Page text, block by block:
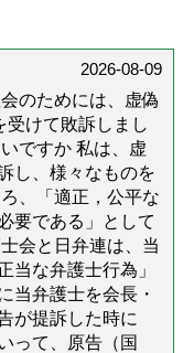
2026-08-09
のためには、虚偽
受けて敗訴しまし
すか 私は、虚
し、様々なものを
、「適正，公平な
要である」として
会と日弁連は、当
当な弁護士行為」
当弁護士を会長・
が提訴した時に
って、原告（国